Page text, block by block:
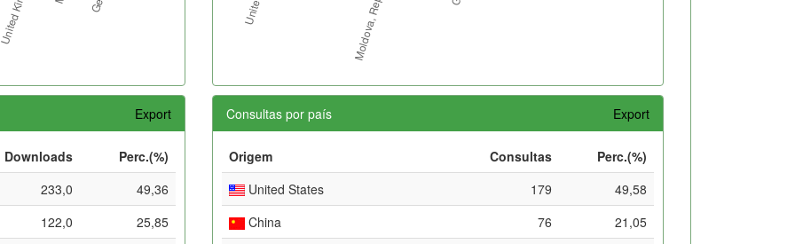
Export
Downloads
Perc.(%)
233,0
49,36
122,0
25,85
Consultas por país Export
Origem Consultas
Perc.(%)
United States
179
49,58
China
76
21,05